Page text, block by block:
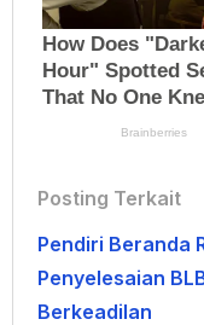
Posting Terkait
Pendiri Beranda
Penyelesaian
Berkeadilan